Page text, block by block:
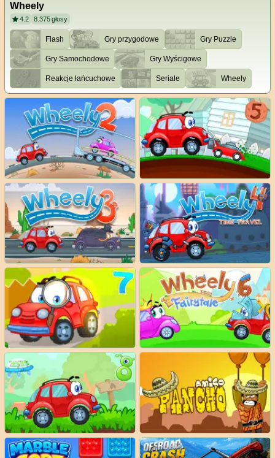
Wheely
4.2 8.375głosy
Flash Gry przygodowe Gry Puzzle
Gry Samochodowe Gry Wyścigowe
Reakcje łańcuchowe Seriale Wheely